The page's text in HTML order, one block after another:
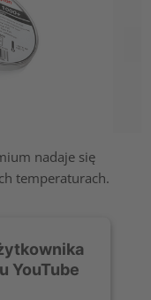
nadaje się
temperaturach.
YouTube